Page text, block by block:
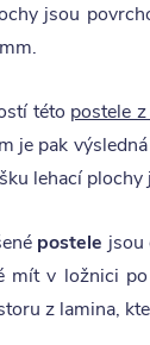
jsou
této postele
je pak
lehací
postele jsou
mít v ložnici
z lamina,